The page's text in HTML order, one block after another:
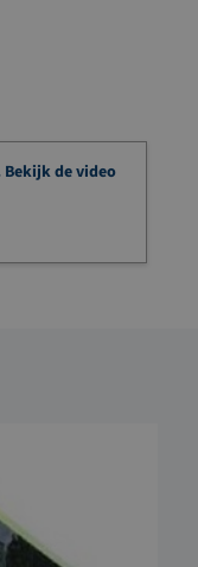
Bekijk de video